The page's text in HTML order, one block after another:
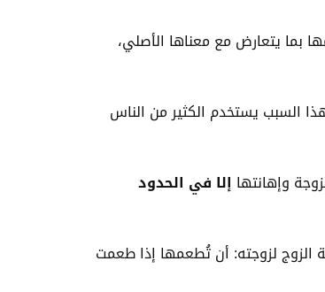
بما يتعارض مع معناها الأصلي،
السبب يستخدم الكثير من الناس
وإهانتها إلا في الحدود
لزوجته: أن تُطعمها إذا طعمت